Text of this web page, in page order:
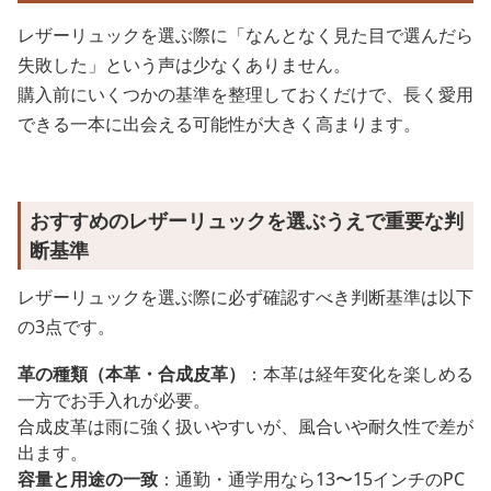
レザーリュックを選ぶ際に「なんとなく見た目で選んだら
失敗した」という声は少なくありません。
購入前にいくつかの基準を整理しておくだけで、長く愛用
できる一本に出会える可能性が大きく高まります。
おすすめのレザーリュックを選ぶうえで重要な判
断基準
レザーリュックを選ぶ際に必ず確認すべき判断基準は以下
の3点です。
革の種類（本革・合成皮革）
：本革は経年変化を楽しめる
一方でお手入れが必要。
合成皮革は雨に強く扱いやすいが、風合いや耐久性で差が
出ます。
容量と用途の一致 ：通勤・通学用なら13〜15インチのPC